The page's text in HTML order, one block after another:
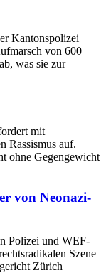
Kantonspolizei
von 600
was sie zur
mit
Rassismus auf.
ohne Gegengewicht
von Neonazi-
Polizei und WEF-
Szene
Zürich